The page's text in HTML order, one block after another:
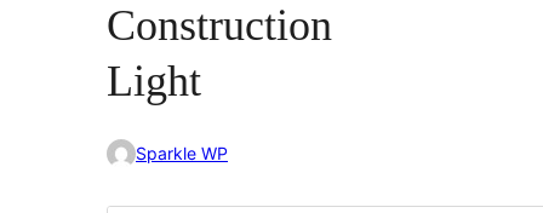
Construction
Light
Sparkle WP